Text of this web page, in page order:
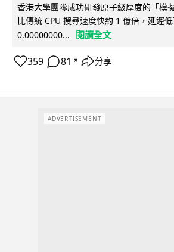
香港大學團隊成功研發原子級厚度的「模
比傳統 CPU 搜尋速度快約 1 億倍，延遲
0.00000000...
閱讀全文
359 81 ↗ 分享
ADVERTISEMENT